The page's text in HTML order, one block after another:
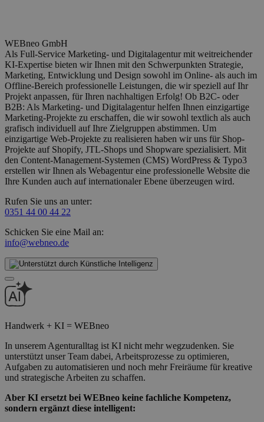
WEBneo GmbH
Als Full-Service Marketing- und Digitalagentur mit weitreichender
KI-Expertise bieten wir Ihnen mit den Schwerpunkten Strategie,
Marketing, Entwicklung und Design sowohl im Online- als auch im
Offline-Bereich professionelle Leistungen, die wir speziell auf Ihr
Projekt anpassen, für Ihren nachhaltigen Erfolg! Ob B2C- oder
B2B: Als Marketing- und Digitalagentur helfen Ihnen einzigartige
Marketing-Projekte zu erschaffen, die wir sowohl textlich als auch
grafisch individuell auf Ihre Zielgruppen abstimmen. Um
einzigartige Web-Projekte zu realisieren haben wir uns für Shop-
Projekte auf Shopify, JTL-Shops und Shopware spezialisiert. Mit
den Content-Management-Systemen (CMS) WordPress & Typo3
erstellen wir Ihnen als Webagentur eine professionelle Website die
Ihre Kunden auch auf internationaler Ebene überzeugen wird.
Rufen Sie uns an unter:
0351 44 00 44 22
Schicken Sie eine Mail an:
info@webneo.de
Handwerk + KI = WEBneo
In unserem Agenturalltag ist KI nicht mehr wegzudenken. Sie
unterstützt unser Team dabei, Arbeitsprozesse zu optimieren,
Aufgaben zu automatisieren und noch mehr Freiräume für kreative
und strategische Arbeiten zu schaffen.
Aber KI ersetzt bei WEBneo keine fachliche Kompetenz,
sondern ergänzt diese intelligent: